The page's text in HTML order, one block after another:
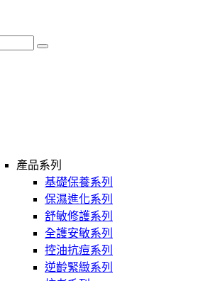
產品系列
基礎保養系列
保濕進化系列
舒敏修護系列
全護安敏系列
控油抗痘系列
逆齡緊緻系列